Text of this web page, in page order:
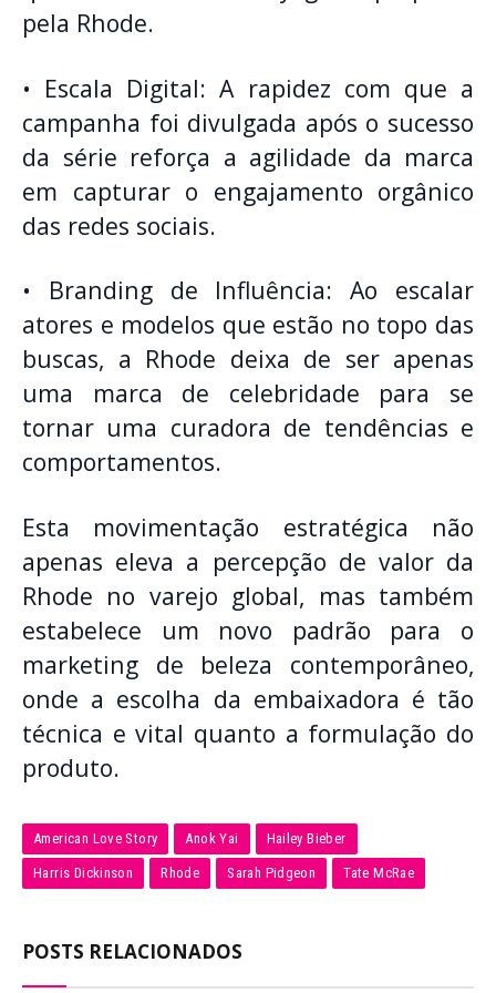
pela Rhode.
• Escala Digital: A rapidez com que a
campanha foi divulgada após o sucesso
da série reforça a agilidade da marca
em capturar o engajamento orgânico
das redes sociais.
• Branding de Influência: Ao escalar
atores e modelos que estão no topo das
buscas, a Rhode deixa de ser apenas
uma marca de celebridade para se
tornar uma curadora de tendências e
comportamentos.
Esta movimentação estratégica não
apenas eleva a percepção de valor da
Rhode no varejo global, mas também
estabelece um novo padrão para o
marketing de beleza contemporâneo,
onde a escolha da embaixadora é tão
técnica e vital quanto a formulação do
produto.
American Love Story Anok Yai Hailey Bieber
Harris Dickinson Rhode Sarah Pidgeon Tate McRae
POSTS RELACIONADOS